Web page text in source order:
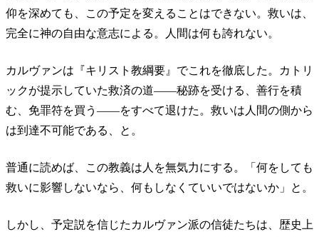
仰を深めても、この予定を変えることはできない。救いは、
完全に神の自由な意志による。人間は何も誇れない。
カルヴァンは『キリスト教綱要』でこれを徹底した。カトリ
ックが提示していた救済の道——秘跡を受ける、善行を積
む、免罪符を買う——をすべて退けた。救いは人間の側から
は到達不可能である、と。
普通に読めば、この教義は人を無気力にする。「何をしても
救いに影響しないなら、何もしなくていいではないか」と。
しかし、予定説を信じたカルヴァン派の信徒たちは、歴史上